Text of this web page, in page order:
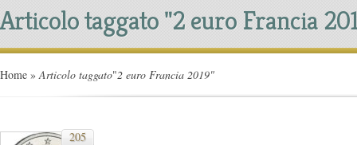
Articolo taggato "2 euro Francia
Home » Articolo taggato"2 euro Francia 2019"
205